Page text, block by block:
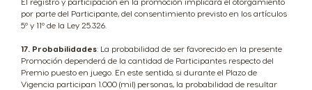
por parte del Participante, del consentimiento previsto en los artículos
5º y 11º de la Ley 25.326.
17. Probabilidades: La probabilidad de ser favorecido en la presente
Promoción dependerá de la cantidad de Participantes respecto del
Premio puesto en juego. En este sentido, si durante el Plazo de
Vigencia participan 1.000 (mil) personas, la probabilidad de resultar